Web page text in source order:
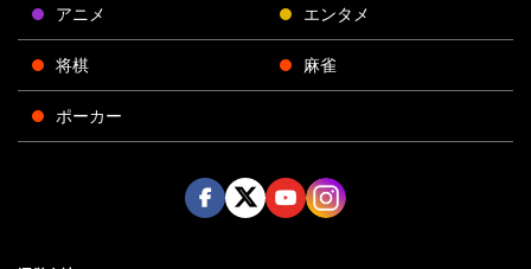
アニメ エンタメ
将棋 麻雀
ポーカー